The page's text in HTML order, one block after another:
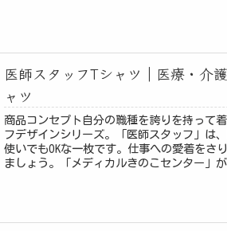
医師スタッフTシャツ｜医療・介
ャツ
商品コンセプト自分の職種を誇りを持って
フデザインシリーズ。「医師スタッフ」は
使いでもOKな一枚です。仕事への愛着をさ
ましょう。「メディカルきのこセンター」